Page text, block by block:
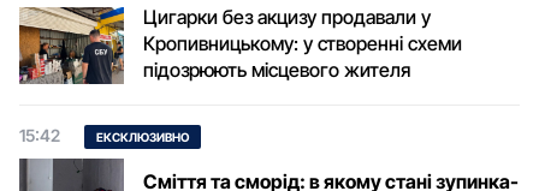
Цигарки без акцизу продавали у
Кропивницькому: у створенні схеми
підозрюють місцевого жителя
15:42 ЕКСКЛЮЗИВНО
Сміття та сморід: в якому стані зупинка-